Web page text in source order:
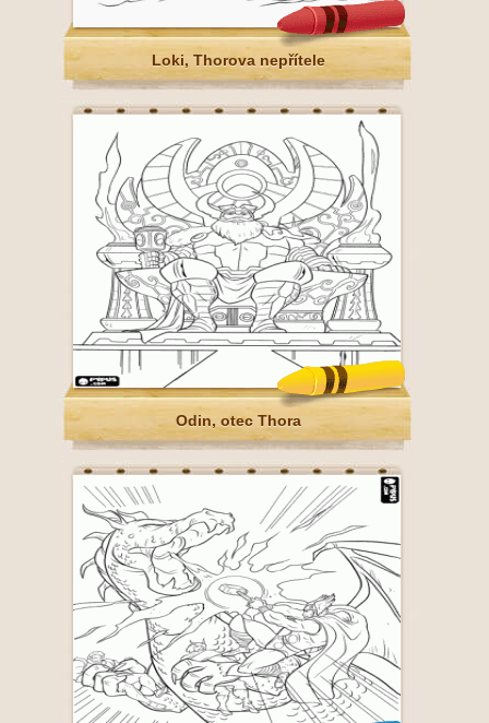
Loki, Thorova nepřítele
Odin, otec Thora